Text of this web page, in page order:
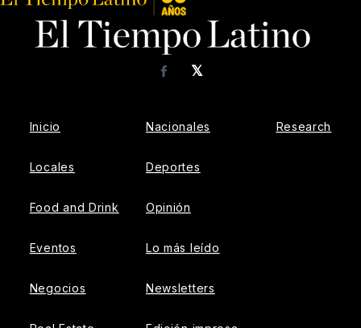
𝕏
Facebook
Inicio
Locales
Food and Drink
Eventos
Negocios
Nacionales
Deportes
Opinión
Lo más leído
Newsletters
Research